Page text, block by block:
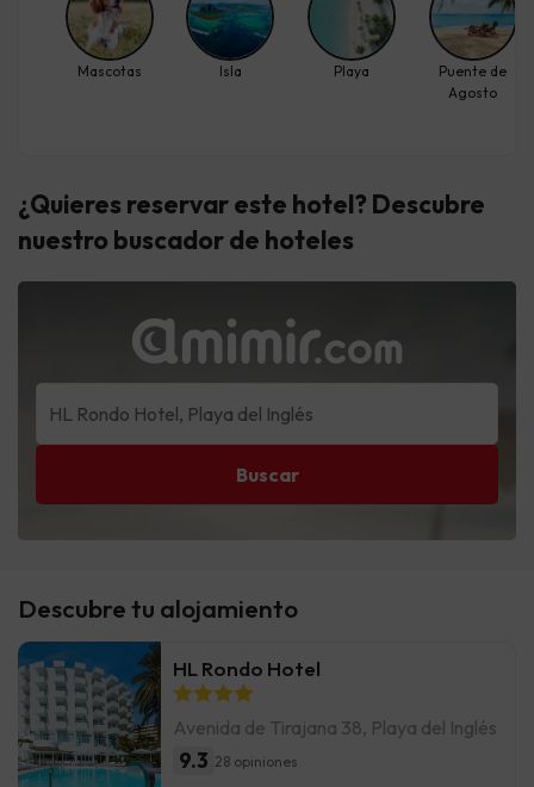
Descubre tu alojamiento
HL Rondo Hotel
Avenida de Tirajana 38, Playa del Inglés
9.3 28 opiniones
Mascotas Isla Playa
Puente de
Agosto
¿Quieres reservar este hotel? Descubre
nuestro buscador de hoteles
Buscar